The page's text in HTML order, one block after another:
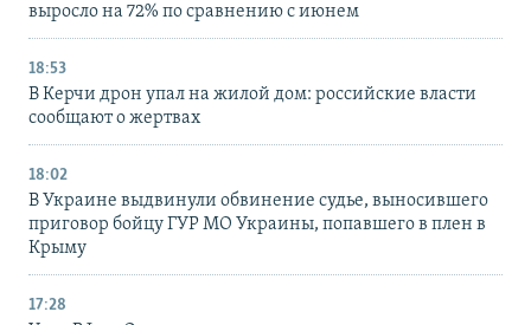
выросло на 72% по сравнению с июнем
18:53
В Керчи дрон упал на жилой дом: российские власти
сообщают о жертвах
18:02
В Украине выдвинули обвинение судье, выносившего
приговор бойцу ГУР МО Украины, попавшего в плен в
Крыму
17:28